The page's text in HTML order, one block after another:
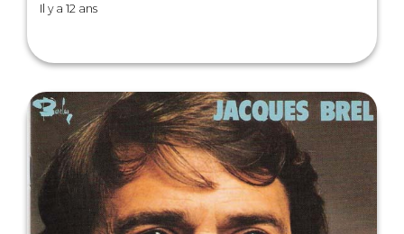
Il y a 12 ans